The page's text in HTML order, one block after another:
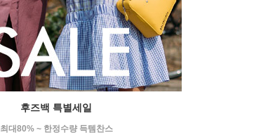
후즈백 특별세일
최대80% ~ 한정수량 득템찬스